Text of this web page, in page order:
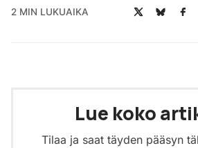
2 MIN LUKUAIKA
Lue koko
Tilaa ja saat täyden pääsyn